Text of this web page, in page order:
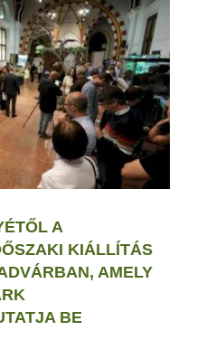
A
KIÁLLÍTÁS
AMELY
BE